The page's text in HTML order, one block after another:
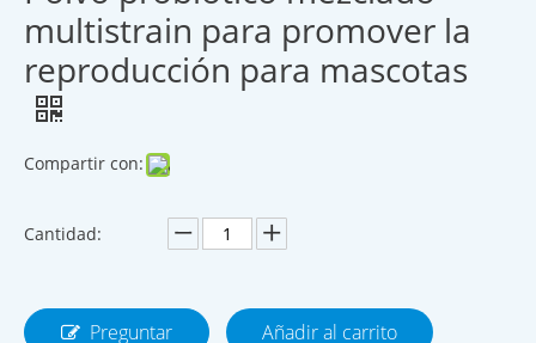
multistrain para promover la
reproducción para mascotas
Compartir con:
Cantidad:
Preguntar Añadir al carrito